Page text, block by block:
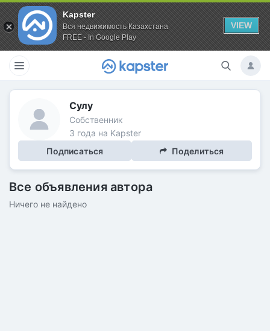
Kapster
Вся недвижимость Казахстана
FREE - In Google Play
VIEW
Сулу
Собственник
3 года на Kapster
Подписаться
Поделиться
Все объявления автора
Ничего не найдено